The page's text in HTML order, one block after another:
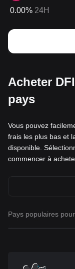
0.00% 24H
Acheter
pays
Vous pouvez
frais les plus bas et
disponible.
commencer à
Pays populaires